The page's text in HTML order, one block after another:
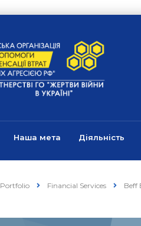
Наша мета Діяльність
Portfolio Financial Services Beff